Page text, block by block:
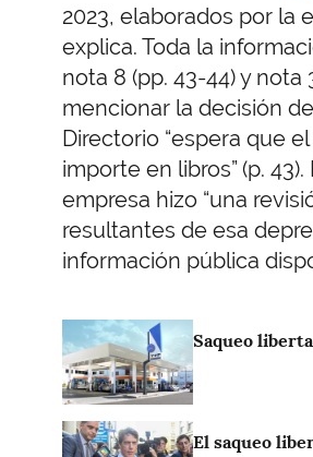
2023, elaborados por la
explica. Toda la
nota 8 (pp. 43-44) y
mencionar la decisión
Directorio “espera que
importe en libros” (p.
empresa hizo “una
resultantes de esa
información pública
Imagen Saqueo
Imagen El saqueo